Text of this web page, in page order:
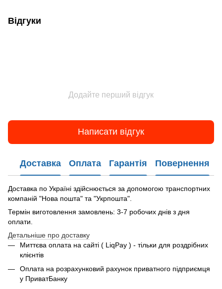
Відгуки
Додайте перший відгук
Написати відгук
Доставка Оплата Гарантія Повернення
Доставка по Україні здійснюється за допомогою транспортних
компаній "Нова пошта" та "Укрпошта".
Термін виготовлення замовлень: 3-7 робочих днів з дня
оплати.
Детальніше про доставку
Миттєва оплата на сайті ( LiqPay ) - тільки для роздрібних
клієнтів
Оплата на розрахунковий рахунок приватного підприємця
у ПриватБанку